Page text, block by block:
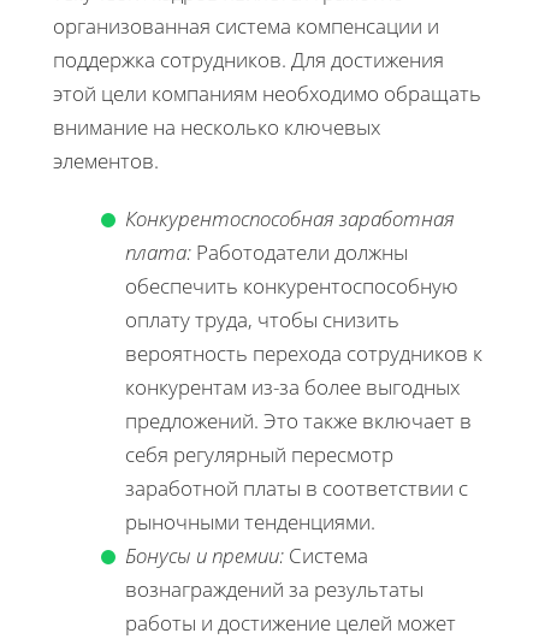
организованная система компенсации и
поддержка сотрудников. Для достижения
этой цели компаниям необходимо обращать
внимание на несколько ключевых
элементов.
Конкурентоспособная заработная
плата: Работодатели должны
обеспечить конкурентоспособную
оплату труда, чтобы снизить
вероятность перехода сотрудников к
конкурентам из-за более выгодных
предложений. Это также включает в
себя регулярный пересмотр
заработной платы в соответствии с
рыночными тенденциями.
Бонусы и премии: Система
вознаграждений за результаты
работы и достижение целей может